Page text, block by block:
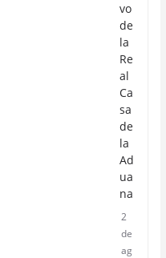
vo
de
la
Re
al
Ca
sa
de
la
Ad
ua
na
2
de
ag